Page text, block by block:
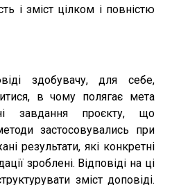
і зміст цілком і повністю
здобувачу, для себе,
в чому полягає мета
завдання проєкту, що
застосовувались при
результати, які конкретні
зроблені. Відповіді на ці
зміст доповіді.